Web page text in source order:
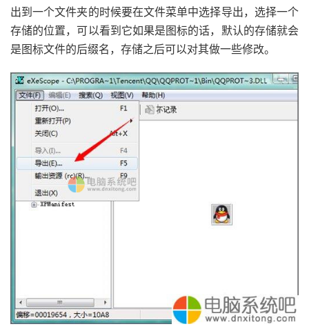
出到一个文件夹的时候要在文件菜单中选择导出，选择一个
存储的位置，可以看到它如果是图标的话，默认的存储就会
是图标文件的后缀名，存储之后可以对其做一些修改。